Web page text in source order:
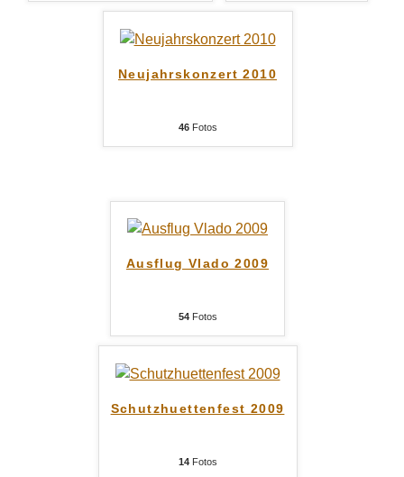
Neujahrskonzert 2010
46Fotos
Ausflug Vlado 2009
54Fotos
Schutzhuettenfest 2009
14Fotos